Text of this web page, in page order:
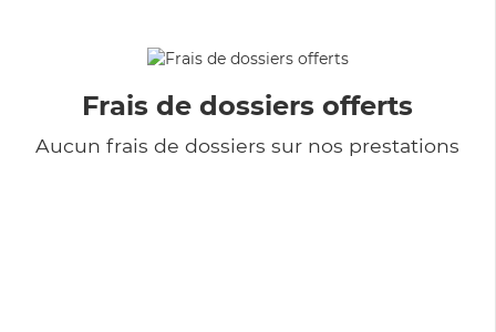
Frais de dossiers offerts
Aucun frais de dossiers sur nos prestations